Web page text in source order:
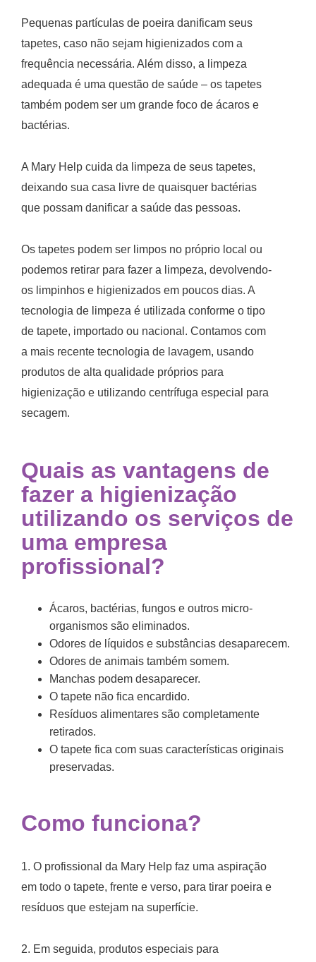
Pequenas partículas de poeira danificam seus
tapetes, caso não sejam higienizados com a
frequência necessária. Além disso, a limpeza
adequada é uma questão de saúde – os tapetes
também podem ser um grande foco de ácaros e
bactérias.
A Mary Help cuida da limpeza de seus tapetes,
deixando sua casa livre de quaisquer bactérias
que possam danificar a saúde das pessoas.
Os tapetes podem ser limpos no próprio local ou
podemos retirar para fazer a limpeza, devolvendo-
os limpinhos e higienizados em poucos dias. A
tecnologia de limpeza é utilizada conforme o tipo
de tapete, importado ou nacional. Contamos com
a mais recente tecnologia de lavagem, usando
produtos de alta qualidade próprios para
higienização e utilizando centrífuga especial para
secagem.
Quais as vantagens de
fazer a higienização
utilizando os serviços de
uma empresa
profissional?
Ácaros, bactérias, fungos e outros micro-
organismos são eliminados.
Odores de líquidos e substâncias desaparecem.
Odores de animais também somem.
Manchas podem desaparecer.
O tapete não fica encardido.
Resíduos alimentares são completamente
retirados.
O tapete fica com suas características originais
preservadas.
Como funciona?
1. O profissional da Mary Help faz uma aspiração
em todo o tapete, frente e verso, para tirar poeira e
resíduos que estejam na superfície.
2. Em seguida, produtos especiais para